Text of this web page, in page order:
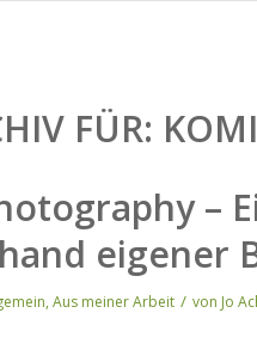
FÜR:
–
eigener
,Aus meiner Arbeit / von Jo